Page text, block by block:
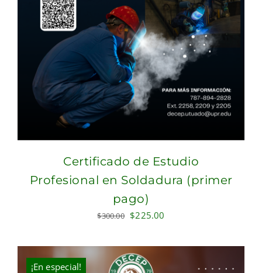
Certificado de Estudio
Profesional en Soldadura (primer
pago)
$300.00 Original
was:
$300.00.
$225.00
is:
¡En especial!